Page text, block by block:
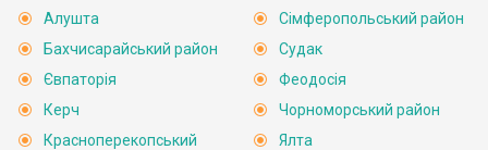
Алушта
Бахчисарайський район
Євпаторія
Керч
Красноперекопський
Сімферопольський район
Судак
Феодосія
Чорноморський район
Ялта